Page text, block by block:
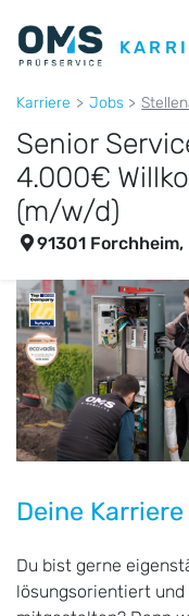
Karriere Jobs
Senior
4.000€
(m/w/d)
91301
Deine Karriere
Du bist gerne
lösungsorientiert